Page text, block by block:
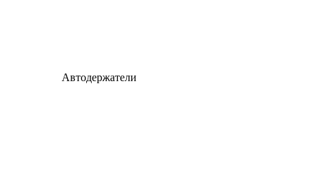
Автодержатели